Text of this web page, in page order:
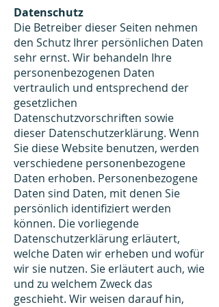
Datenschutz
Die Betreiber dieser Seiten nehmen
den Schutz Ihrer persönlichen Daten
sehr ernst. Wir behandeln Ihre
personenbezogenen Daten
vertraulich und entsprechend der
gesetzlichen
Datenschutzvorschriften sowie
dieser Datenschutzerklärung. Wenn
Sie diese Website benutzen, werden
verschiedene personenbezogene
Daten erhoben. Personenbezogene
Daten sind Daten, mit denen Sie
persönlich identifiziert werden
können. Die vorliegende
Datenschutzerklärung erläutert,
welche Daten wir erheben und wofür
wir sie nutzen. Sie erläutert auch, wie
und zu welchem Zweck das
geschieht. Wir weisen darauf hin,